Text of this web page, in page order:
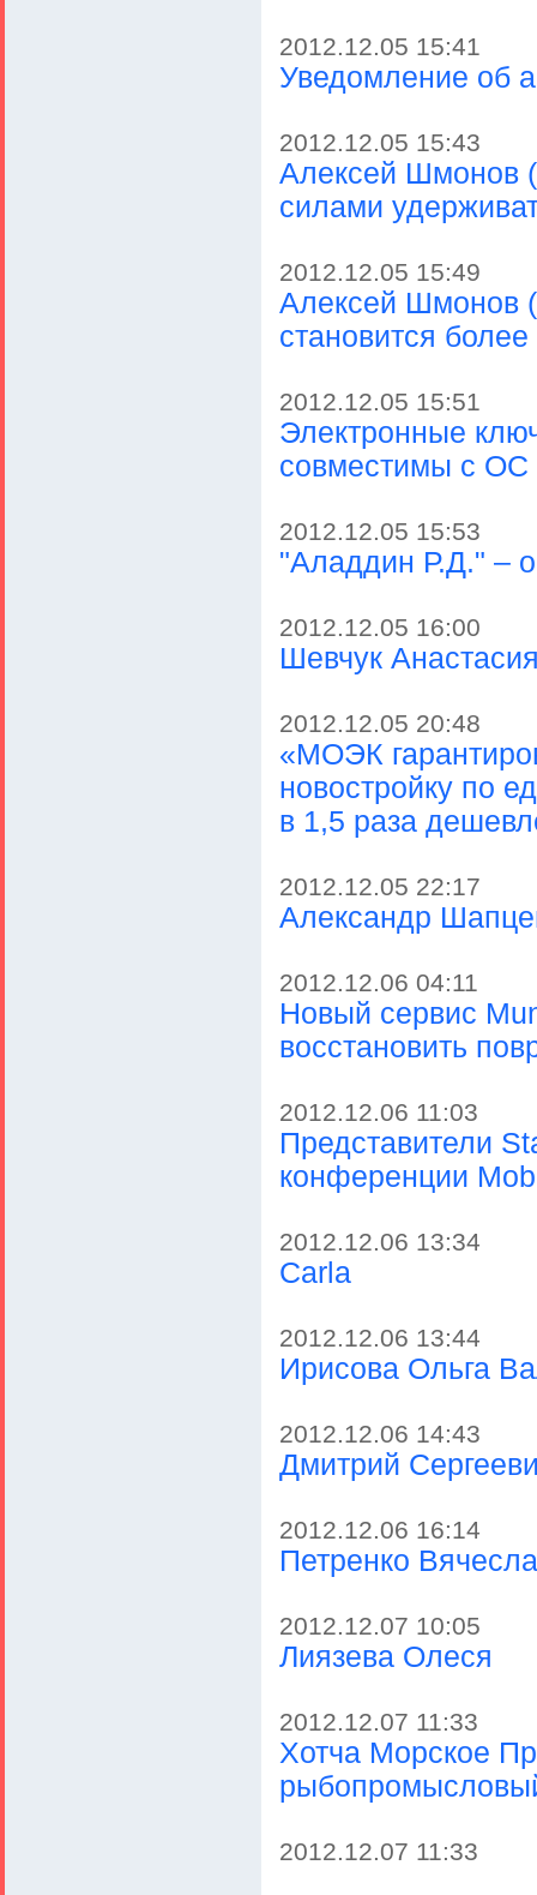
2012.12.05 15:41
Уведомление об
2012.12.05 15:43
Алексей Шмонов
силами
2012.12.05 15:49
Алексей Шмонов
становится
2012.12.05 15:51
Электронные
совместимы с ОС
2012.12.05 15:53
"Аладдин Р.Д." –
2012.12.05 16:00
Шевчук
2012.12.05 20:48
«МОЭК
новостройку по
в 1,5 раза
2012.12.05 22:17
Александр
2012.12.06 04:11
Новый сервис
восстановить
2012.12.06 11:03
Представители
конференции
2012.12.06 13:34
Carla
2012.12.06 13:44
Ирисова Ольга
2012.12.06 14:43
Дмитрий
2012.12.06 16:14
Петренко
2012.12.07 10:05
Лиязева Олеся
2012.12.07 11:33
Хотча Морское
2012.12.07 11:33